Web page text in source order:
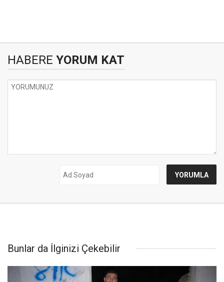
HABERE YORUM KAT
Bunlar da İlginizi Çekebilir